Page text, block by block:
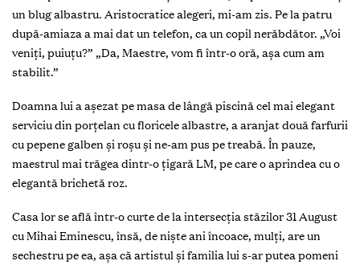
un blug albastru. Aristocratice alegeri, mi-am zis. Pe la patru
după-amiaza a mai dat un telefon, ca un copil nerăbdător. „Voi
veniţi, puiuţu?” „Da, Maestre, vom fi într-o oră, aşa cum am
stabilit.”
Doamna lui a aşezat pe masa de lângă piscină cel mai elegant
serviciu din porţelan cu floricele albastre, a aranjat două farfurii
cu pepene galben şi roşu şi ne-am pus pe treabă. În pauze,
maestrul mai trăgea dintr-o ţigară LM, pe care o aprindea cu o
elegantă brichetă roz.
Casa lor se află într-o curte de la intersecţia stăzilor 31 August
cu Mihai Eminescu, însă, de nişte ani încoace, mulţi, are un
sechestru pe ea, aşa că artistul şi familia lui s-ar putea pomeni